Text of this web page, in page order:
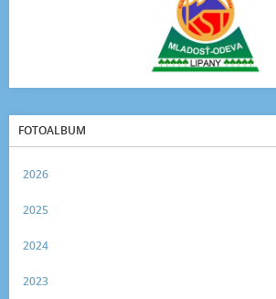
FOTOALBUM
2026
2025
2024
2023